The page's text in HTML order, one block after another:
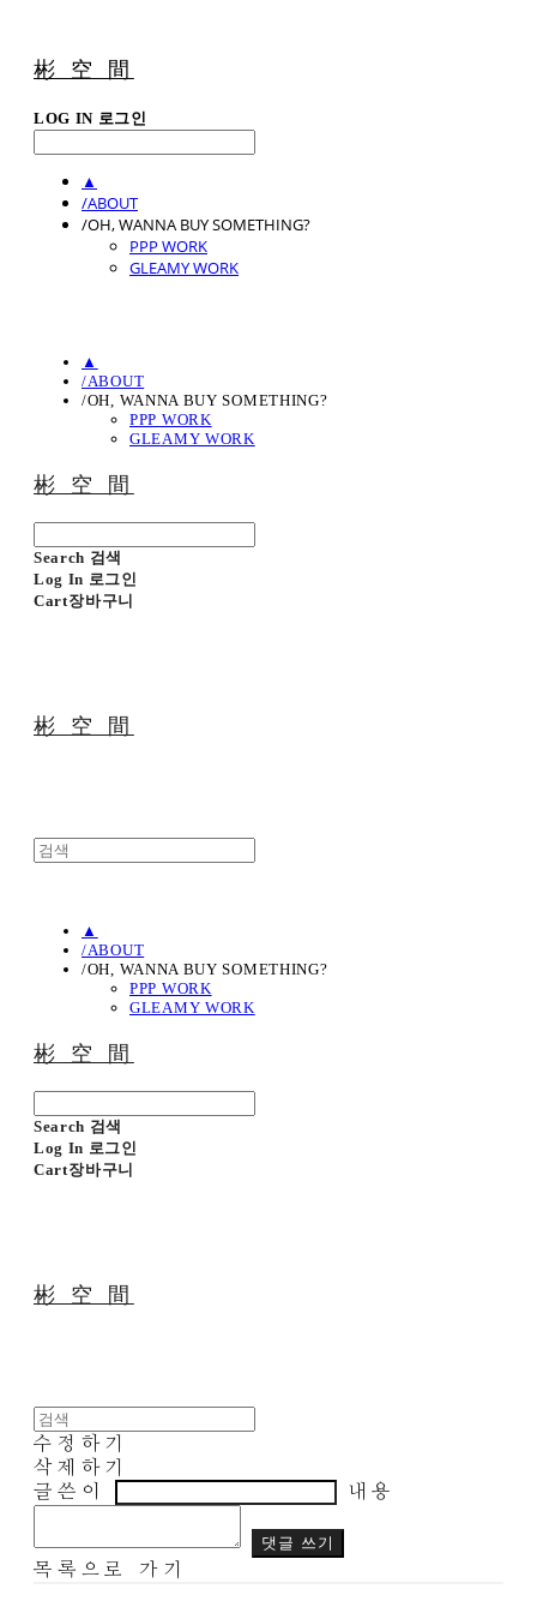
彬 空 間
LOG IN 로그인
▲
/ABOUT
/OH, WANNA BUY SOMETHING?
PPP WORK
GLEAMY WORK
▲
/ABOUT
/OH, WANNA BUY SOMETHING?
PPP WORK
GLEAMY WORK
彬 空 間
Search 검색
Log In 로그인
Cart장바구니
彬 空 間
▲
/ABOUT
/OH, WANNA BUY SOMETHING?
PPP WORK
GLEAMY WORK
彬 空 間
Search 검색
Log In 로그인
Cart장바구니
彬 空 間
수정하기
삭제하기
글쓴이
내용
댓글 쓰기
목록으로 가기